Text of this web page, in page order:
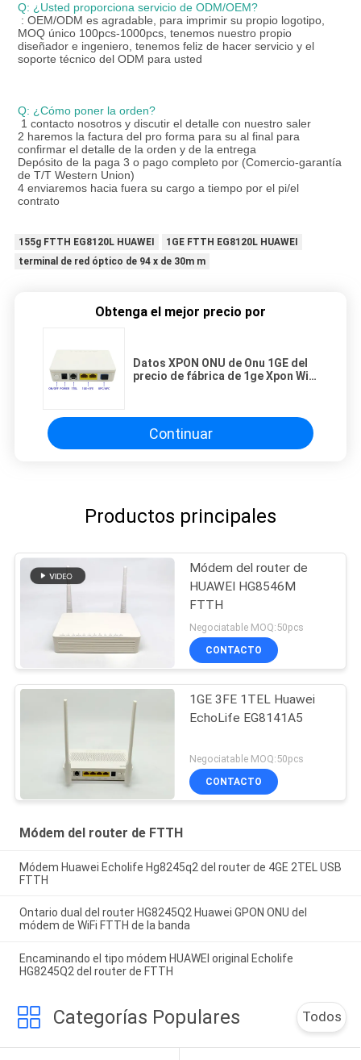
Q: ¿Usted proporciona servicio de ODM/OEM?
: OEM/ODM es agradable, para imprimir su propio logotipo,
MOQ único 100pcs-1000pcs, tenemos nuestro propio
diseñador e ingeniero, tenemos feliz de hacer servicio y el
soporte técnico del ODM para usted
Q: ¿Cómo poner la orden?
1 contacto nosotros y discutir el detalle con nuestro saler
2 haremos la factura del pro forma para su al final para
confirmar el detalle de la orden y de la entrega
Depósito de la paga 3 o pago completo por (Comercio-garantía
de T/T Western Union)
4 enviaremos hacia fuera su cargo a tiempo por el pi/el
contrato
155g FTTH EG8120L HUAWEI
1GE FTTH EG8120L HUAWEI
terminal de red óptico de 94 x de 30m m
Obtenga el mejor precio por
Datos XPON ONU de Onu 1GE del
precio de fábrica de 1ge Xpon Wifi
Continuar
Productos principales
Módem del router de
HUAWEI HG8546M
FTTH
Negociatable MOQ:50pcs
CONTACTO
1GE 3FE 1TEL Huawei
EchoLife EG8141A5
Negociatable MOQ:50pcs
CONTACTO
Módem del router de FTTH
Módem Huawei Echolife Hg8245q2 del router de 4GE 2TEL USB
FTTH
Ontario dual del router HG8245Q2 Huawei GPON ONU del
módem de WiFi FTTH de la banda
Encaminando el tipo módem HUAWEI original Echolife
HG8245Q2 del router de FTTH
Categorías Populares Todos